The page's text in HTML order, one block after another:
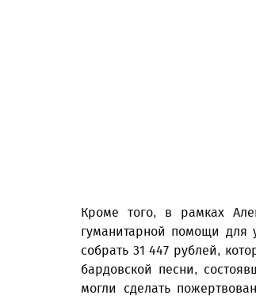
Кроме того, в рамках
гуманитарной помощи для
собрать 31 447 рублей,
бардовской песни,
могли сделать